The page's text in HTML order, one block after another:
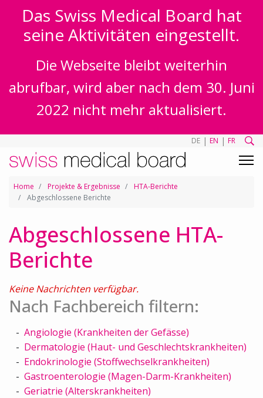
Das Swiss Medical Board hat
seine Aktivitäten eingestellt.
Die Webseite bleibt weiterhin
abrufbar, wird aber nach dem 30. Juni
2022 nicht mehr aktualisiert.
DE | EN | FR
Home Projekte & Ergebnisse
HTA-Berichte
Abgeschlossene Berichte
Abgeschlossene HTA-
Berichte
Keine Nachrichten verfügbar.
Nach Fachbereich filtern:
Angiologie (Krankheiten der Gefässe)
Dermatologie (Haut- und Geschlechtskrankheiten)
Endokrinologie (Stoffwechselkrankheiten)
Gastroenterologie (Magen-Darm-Krankheiten)
Geriatrie (Alterskrankheiten)